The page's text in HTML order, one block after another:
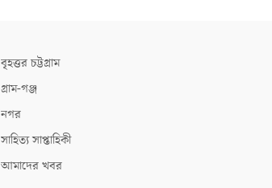
বৃহত্তর চট্টগ্রাম
গ্রাম-গঞ্জ
নগর
সাহিত্য সাপ্তাহিকী
আমাদের খবর